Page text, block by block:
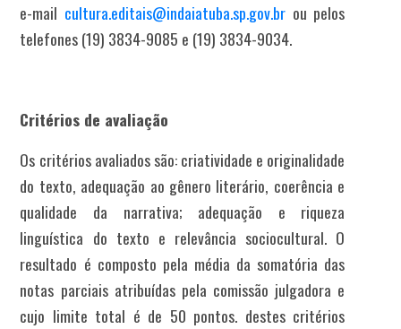
e-mail cultura.editais@indaiatuba.sp.gov.br ou pelos
telefones (19) 3834-9085 e (19) 3834-9034.
Critérios de avaliação
Os critérios avaliados são: criatividade e originalidade
do texto, adequação ao gênero literário, coerência e
qualidade da narrativa; adequação e riqueza
linguística do texto e relevância sociocultural. O
resultado é composto pela média da somatória das
notas parciais atribuídas pela comissão julgadora e
cujo limite total é de 50 pontos. destes critérios